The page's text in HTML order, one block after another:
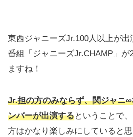
東西ジャニーズJr.100人以上が
番組「ジャニーズJr.CHAMP」が
ますね！
Jr.担の方のみならず、関ジャニ∞
ンバーが出演するということで
方はかなり楽しみにしていると